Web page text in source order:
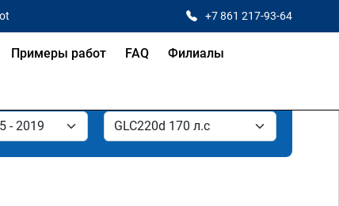
+7 861 217-93-64
Примеры работ FAQ Филиалы